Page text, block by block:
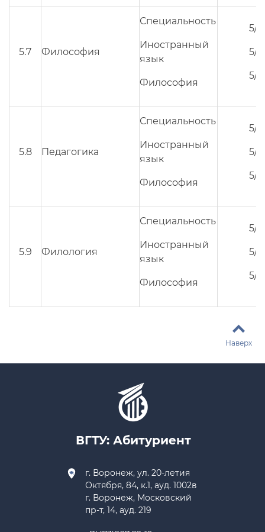
5.7 Философия
Специальность
Иностранный
язык
Философия
5/3
5/3
5/3
5.8 Педагогика
Специальность
Иностранный
язык
Философия
5/3
5/3
5/3
5.9 Филология
Специальность
Иностранный
язык
Философия
5/3
5/3
5/3
Наверх
ВГТУ: Абитуриент
г. Воронеж, ул. 20-летия
Октября, 84, к.1, ауд. 1002в
г. Воронеж, Московский
пр-т, 14, ауд. 219